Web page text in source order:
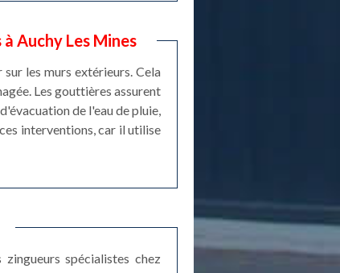
Auchy Les Mines
les murs extérieurs. Cela
Les gouttières assurent
de l'eau de pluie,
interventions, car il utilise
spécialistes chez